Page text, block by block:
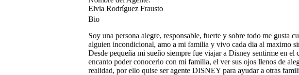
Elvia Rodríguez Frausto
Bio
Soy una persona alegre, responsable, fuerte y sobre todo me gusta
alguien incondicional, amo a mi familia y vivo cada dia al maximo
Desde pequeña mi sueño siempre fue viajar a Disney sentirme en
encanto poder conocerlo con mi familia, el ver sus ojos llenos de
realidad, por ello quise ser agente DISNEY para ayudar a otras